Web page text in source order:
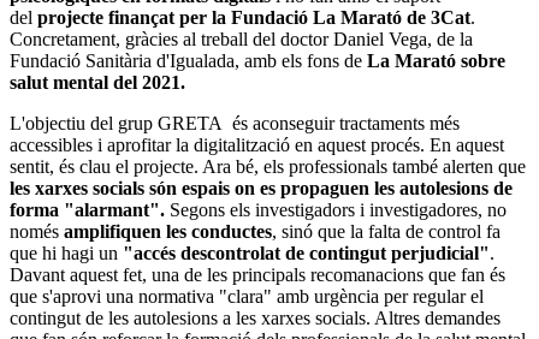
del projecte finançat per la Fundació La Marató de 3Cat.
Concretament, gràcies al treball del doctor Daniel Vega, de la
Fundació Sanitària d'Igualada, amb els fons de La Marató sobre
salut mental del 2021.
L'objectiu del grup GRETA és aconseguir tractaments més
accessibles i aprofitar la digitalització en aquest procés. En aquest
sentit, és clau el projecte. Ara bé, els professionals també alerten que
les xarxes socials són espais on es propaguen les autolesions de
forma "alarmant". Segons els investigadors i investigadores, no
només amplifiquen les conductes, sinó que la falta de control fa
que hi hagi un "accés descontrolat de contingut perjudicial".
Davant aquest fet, una de les principals recomanacions que fan és
que s'aprovi una normativa "clara" amb urgència per regular el
contingut de les autolesions a les xarxes socials. Altres demandes